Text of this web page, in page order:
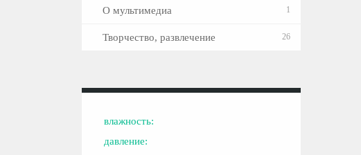
О мультимедиа 1
Творчество, развлечение 26
влажность:
давление: